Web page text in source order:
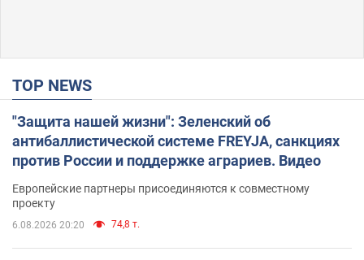
TOP NEWS
"Защита нашей жизни": Зеленский об
антибаллистической системе FREYJA, санкциях
против России и поддержке аграриев. Видео
Европейские партнеры присоединяются к совместному
проекту
6.08.2026 20:20 74,8 т.